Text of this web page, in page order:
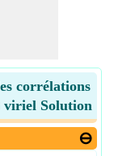
corrélations
viriel Solution